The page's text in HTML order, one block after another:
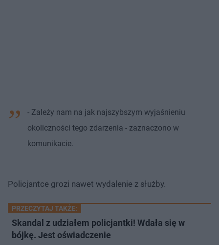
- Zależy nam na jak najszybszym wyjaśnieniu
okoliczności tego zdarzenia - zaznaczono w
komunikacie.
Policjantce grozi nawet wydalenie z służby.
PRZECZYTAJ TAKŻE:
Skandal z udziałem policjantki! Wdała się w
bójkę. Jest oświadczenie